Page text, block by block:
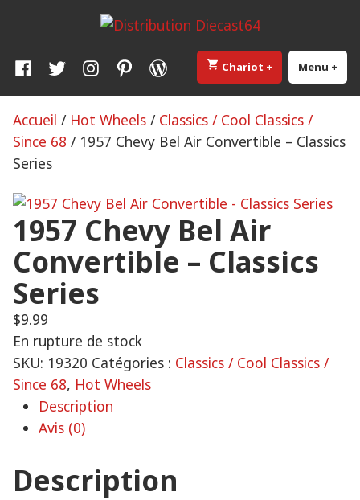
Distribution Diecast64
Une passion, un mode de vie.
Menu +
Chariot + élargi
effondré
FacebookTwitterInstagramPinterestWordPress
Accueil / Hot Wheels / Classics / Cool Classics /
Since 68 / 1957 Chevy Bel Air Convertible – Classics
Series
1957 Chevy Bel Air
Convertible – Classics
Series
$9.99
En rupture de stock
SKU: 19320 Catégories : Classics / Cool Classics /
Since 68, Hot Wheels
Description
Avis (0)
Description